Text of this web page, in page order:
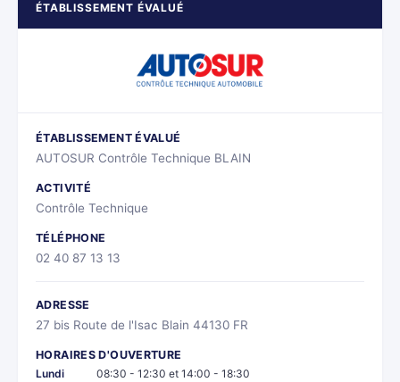
ÉTABLISSEMENT ÉVALUÉ
ÉTABLISSEMENT ÉVALUÉ
AUTOSUR Contrôle Technique BLAIN
ACTIVITÉ
Contrôle Technique
TÉLÉPHONE
02 40 87 13 13
ADRESSE
27 bis Route de l'Isac Blain 44130 FR
HORAIRES D'OUVERTURE
Lundi
08:30 - 12:30 et 14:00 - 18:30